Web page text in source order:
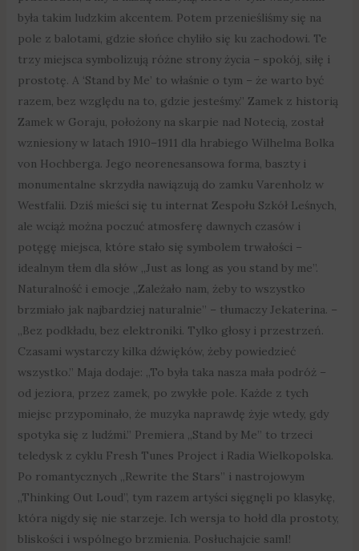
była takim ludzkim akcentem. Potem przenieśliśmy się na
pole z balotami, gdzie słońce chyliło się ku zachodowi. Te
trzy miejsca symbolizują różne strony życia – spokój, siłę i
prostotę. A ‘Stand by Me’ to właśnie o tym – że warto być
razem, bez względu na to, gdzie jesteśmy.” Zamek z historią
Zamek w Goraju, położony na skarpie nad Notecią, został
wzniesiony w latach 1910–1911 dla hrabiego Wilhelma Bolka
von Hochberga. Jego neorenesansowa forma, baszty i
monumentalne skrzydła nawiązują do zamku Varenholz w
Westfalii. Dziś mieści się tu internat Zespołu Szkół Leśnych,
ale wciąż można poczuć atmosferę dawnych czasów i
potęgę miejsca, które stało się symbolem trwałości –
idealnym tłem dla słów „Just as long as you stand by me”.
Naturalność i emocje „Zależało nam, żeby to wszystko
brzmiało jak najbardziej naturalnie” – tłumaczy Jekaterina. –
„Bez podkładu, bez elektroniki. Tylko głosy i przestrzeń.
Czasami wystarczy kilka dźwięków, żeby powiedzieć
wszystko.” Maja dodaje: „To była taka nasza mała podróż –
od jeziora, przez zamek, po zwykłe pole. Każde z tych
miejsc przypominało, że muzyka naprawdę żyje wtedy, gdy
spotyka się z ludźmi.” Premiera „Stand by Me” to trzeci
teledysk z cyklu Fresh Tunes Project i Radia Wielkopolska.
Po romantycznych „Rewrite the Stars” i nastrojowym
„Thinking Out Loud”, tym razem artyści sięgnęli po klasykę,
która nigdy się nie starzeje. Ich wersja to hołd dla prostoty,
bliskości i wspólnego brzmienia. Posłuchajcie samI!